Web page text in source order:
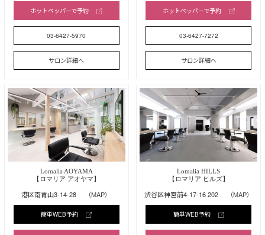
ホットペッパーで予約
03-6427-5970
サロン詳細へ
ホットペッパーで予約
03-6427-7272
サロン詳細へ
Lomalia AOYAMA
【ロマリア アオヤマ】
港区南青山3-14-28 （MAP）
簡単WEB予約
Lomalia HILLS
【ロマリア ヒルズ】
渋谷区神宮前4-17-16 202 （MAP）
簡単WEB予約